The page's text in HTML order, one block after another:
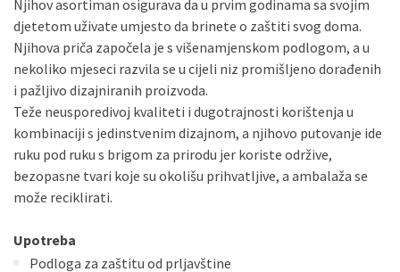
Njihov asortiman osigurava da u prvim godinama sa svojim
djetetom uživate umjesto da brinete o zaštiti svog doma.
Njihova priča započela je s višenamjenskom podlogom, a u
nekoliko mjeseci razvila se u cijeli niz promišljeno dorađenih
i pažljivo dizajniranih proizvoda.
Teže neusporedivoj kvaliteti i dugotrajnosti korištenja u
kombinaciji s jedinstvenim dizajnom, a njihovo putovanje ide
ruku pod ruku s brigom za prirodu jer koriste održive,
bezopasne tvari koje su okolišu prihvatljive, a ambalaža se
može reciklirati.
Upotreba
Podloga za zaštitu od prljavštine